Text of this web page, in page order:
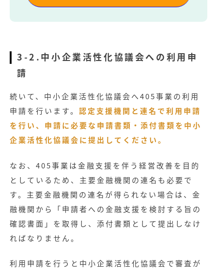
3-2.中小企業活性化協議会への利用申
請
続いて、中小企業活性化協議会へ405事業の利用
申請を行います。 認定支援機関と連名で利用申請
を行い、申請に必要な申請書類・添付書類を中小
企業活性化協議会に提出してください。
なお、405事業は金融支援を伴う経営改善を目的
としているため、主要金融機関の連名も必要で
す。主要金融機関の連名が得られない場合は、金
融機関から「申請者への金融支援を検討する旨の
確認書面」を取得し、添付書類として提出しなけ
ればなりません。
利用申請を行うと中小企業活性化協議会で審査が